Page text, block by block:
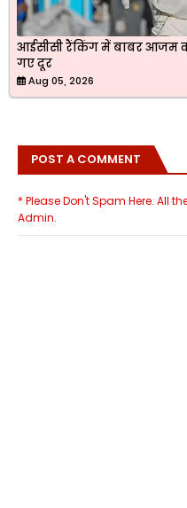
आईसीसी रैंकिंग में बाबर आजम
गए दूर
Aug 05, 2026
POST A COMMENT
* Please Don't Spam Here. All
Admin.